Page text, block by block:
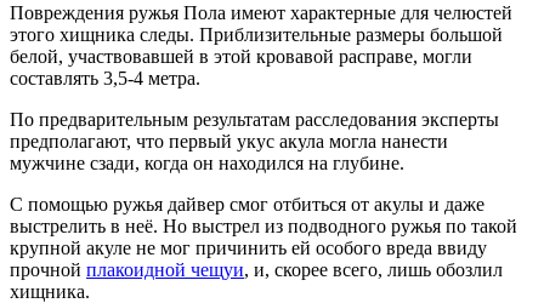
Повреждения ружья Пола имеют характерные для челюстей
этого хищника следы. Приблизительные размеры большой
белой, участвовавшей в этой кровавой расправе, могли
составлять 3,5-4 метра.
По предварительным результатам расследования эксперты
предполагают, что первый укус акула могла нанести
мужчине сзади, когда он находился на глубине.
С помощью ружья дайвер смог отбиться от акулы и даже
выстрелить в неё. Но выстрел из подводного ружья по такой
крупной акуле не мог причинить ей особого вреда ввиду
прочной плакоидной чещуи, и, скорее всего, лишь обозлил
хищника.